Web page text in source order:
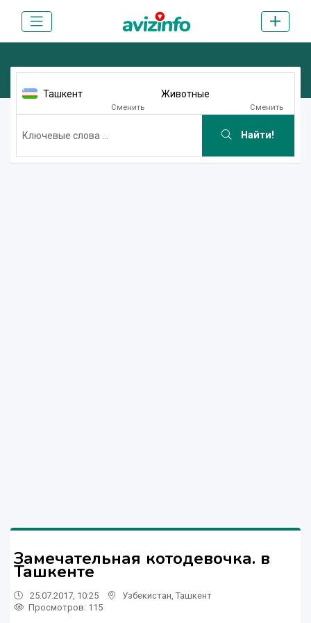
Ташкент
Сменить
Животные
Сменить
Найти!
Замечательная котодевочка. в
Ташкенте
25.07.2017, 10:25 Узбекистан Ташкент
Просмотров: 115